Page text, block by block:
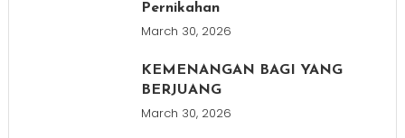
Pernikahan
March 30, 2026
KEMENANGAN BAGI YANG
BERJUANG
March 30, 2026